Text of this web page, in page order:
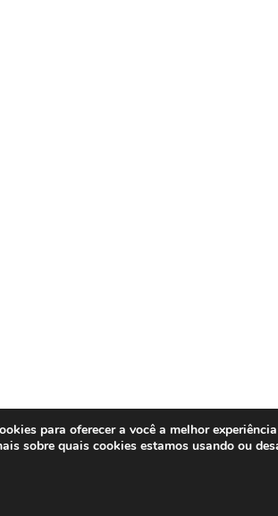
para oferecer a você a melhor
sobre quais cookies estamos usando ou